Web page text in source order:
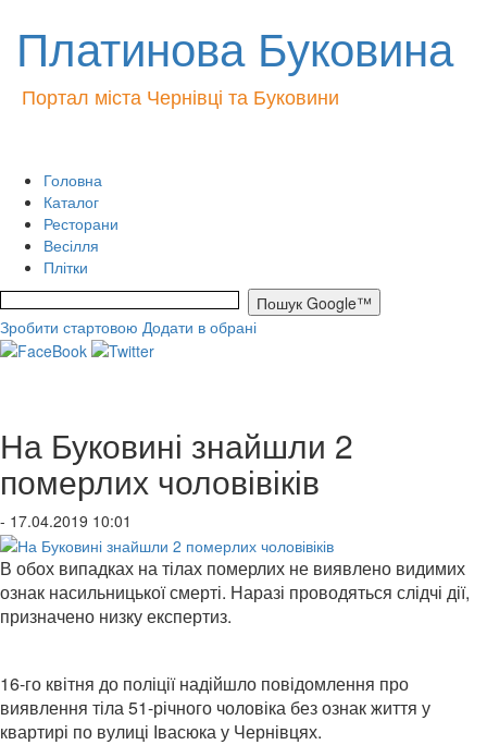
Платинова Буковина
Портал міста Чернівці та Буковини
Головна
Каталог
Ресторани
Весілля
Плітки
Зробити стартовою Додати в обрані
На Буковині знайшли 2
померлих чоловівіків
- 17.04.2019 10:01
В обох випадках на тілах померлих не виявлено видимих
ознак насильницької смерті. Наразі проводяться слідчі дії,
призначено низку експертиз.
16-го квітня до поліції надійшло повідомлення про
виявлення тіла 51-річного чоловіка без ознак життя у
квартирі по вулиці Івасюка у Чернівцях.